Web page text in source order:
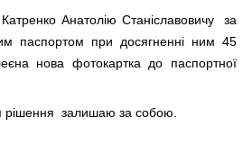
Анатолію Станіславовичу за
паспортом при досягненні ним 45
нова фотокартка до паспортної
рішення залишаю за собою.